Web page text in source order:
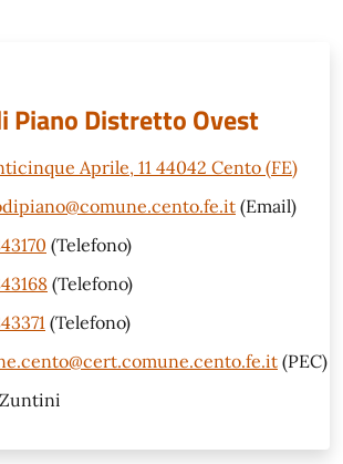
Piano Distretto Ovest
Aprile, 11 44042 Cento (FE)
(Email)
(Telefono)
(Telefono)
(Telefono)
(PEC)
Zuntini